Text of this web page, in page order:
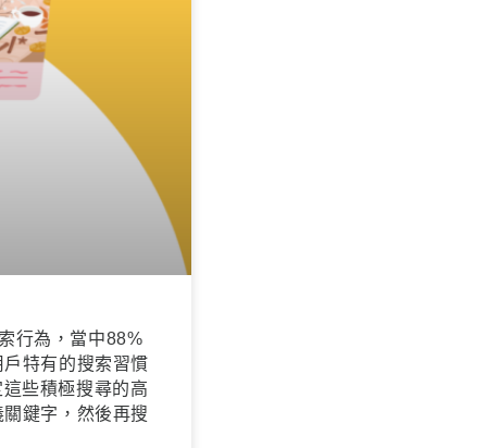
行為，當中88%
特有的搜索習慣
些積極搜尋的高
鍵字，然後再搜